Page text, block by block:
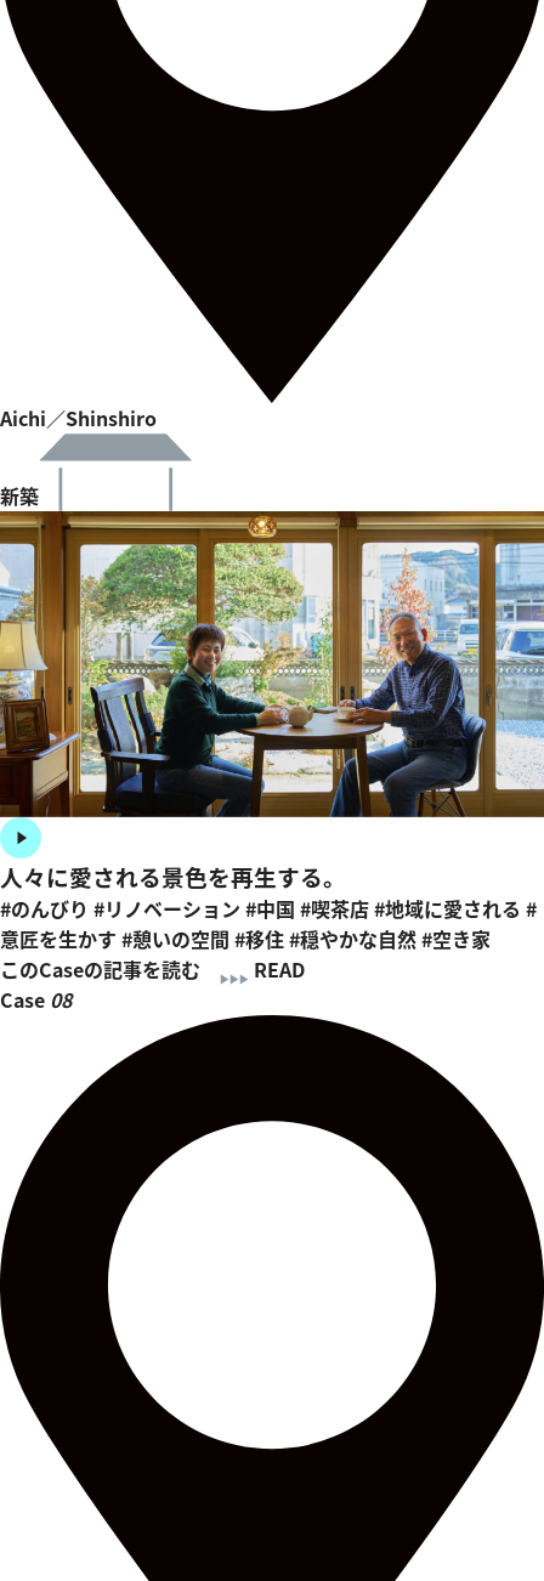
Aichi／Shinshiro
新築
人々に愛される景色を再生する。
#のんびり #リノベーション #中国 #喫茶店#地域に愛される #
意匠を生かす #憩いの空間 #移住#穏やかな自然#空き家
このCaseの記事を読む
READ
Case 08